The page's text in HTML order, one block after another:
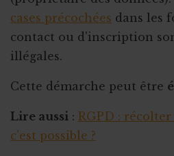
cases précochées dans les
contact ou d'inscription
illégales.
Cette démarche peut être
Lire aussi : RGPD : récolter
c’est possible ?